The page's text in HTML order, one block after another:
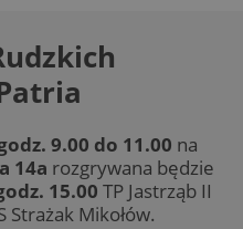
9.00 do 11.00 na
14a rozgrywana będzie
15.00 TP Jastrząb II
Strażak Mikołów.